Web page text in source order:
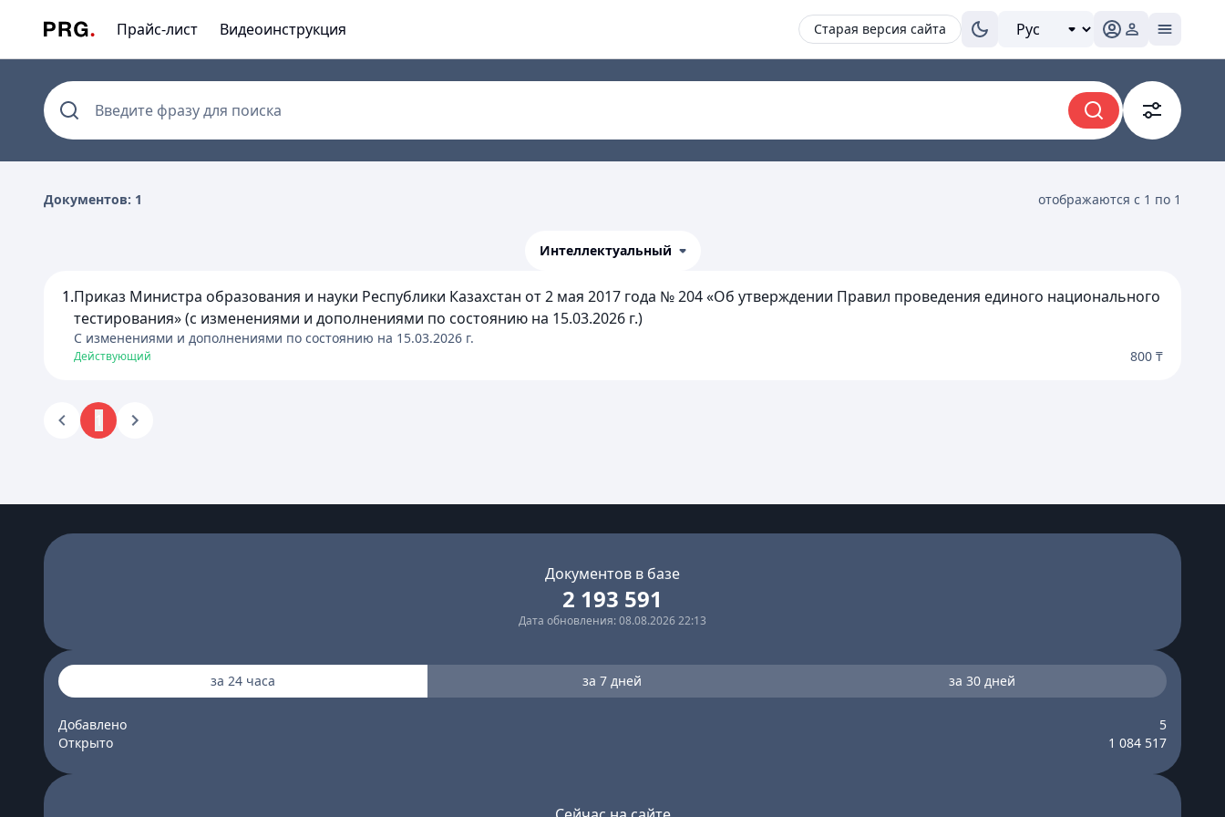
Прайс-лист Видеоинструкция Старая версия сайта
Введите фразу для поиска
Документов: 1 отображаются с 1 по 1
Интеллектуальный
1.Приказ Министра образования и науки Республики Казахстан от 2 мая 2017 года № 204 «Об утверждении Правил проведения единого национального
тестирования» (с изменениями и дополнениями по состоянию на 15.03.2026 г.)
C изменениями и дополнениями по состоянию на 15.03.2026 г.
Действующий 800 ₸
Документов в базе
2 193 591
Дата обновления: 08.08.2026 22:13
за 24 часа за 7 дней за 30 дней
Добавлено
5
Открыто
1 084 517